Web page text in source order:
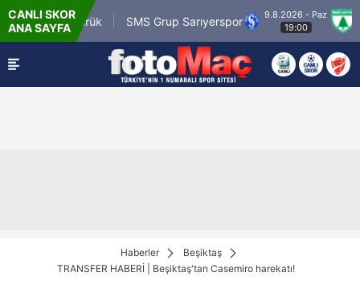
CANLI SKOR
ANA SAYFA
Karagümrük SMS Grup Sarıyerspor
9.8.2026 - Paz
Haberler
Beşiktaş
TRANSFER HABERİ | Beşiktaş'tan Casemiro harekatı!